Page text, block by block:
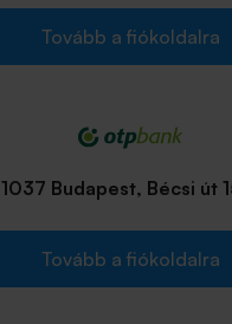
Tovább a fiókoldalra
1037 Budapest, Bécsi út
Tovább a fiókoldalra